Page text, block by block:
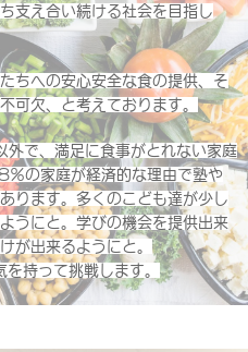
支え合い続ける社会を目指し
ちへの安心安全な食の提供、そ
可欠、と考えております。
で、満足に食事がとれない家庭
の家庭が経済的な理由で塾や
ります。多くのこども達が少し
うにと。学びの機会を提供出来
が出来るようにと。
持って挑戦します。